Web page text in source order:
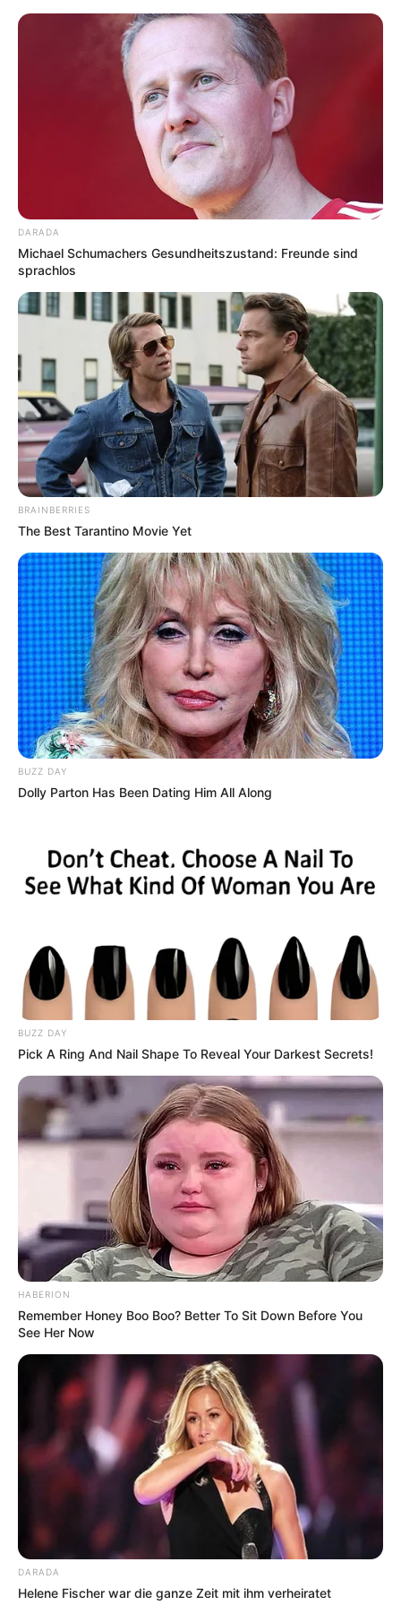
Bamberg - Jakobsberg - Jakobskirche
Veranstaltungen Hotels
«zurück Bamberg weiter
Die Jakobskirche steht auf dem höchsten Punkt des
Jakobsberges. Der barocke Umbau des 17. Jahrhunderts
täuscht über das wahre Alter der Kirche hinweg.
Tatsächlich wurde die Jakobskirche bereits 1020 geweiht.
Bilder von weiteren Sehenswürdigkeiten in
Bamberg mit vielen touristischen Informationen:
DARADA
Michael Schumachers Gesundheitszustand: Freunde sind
sprachlos
BRAINBERRIES
The Best Tarantino Movie Yet
BUZZ DAY
Dolly Parton Has Been Dating Him All Along
BUZZ DAY
Pick A Ring And Nail Shape To Reveal Your Darkest Secrets!
HABERION
Remember Honey Boo Boo? Better To Sit Down Before You
See Her Now
DARADA
Helene Fischer war die ganze Zeit mit ihm verheiratet